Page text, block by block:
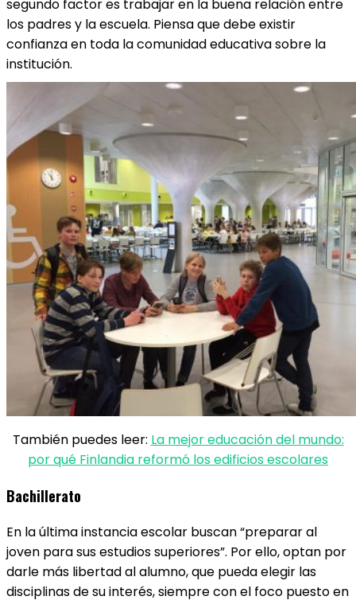
segundo factor es trabajar en la buena relación entre
los padres y la escuela. Piensa que debe existir
confianza en toda la comunidad educativa sobre la
institución.
También puedes leer: La mejor educación del mundo:
por qué Finlandia reformó los edificios escolares
Bachillerato
En la última instancia escolar buscan “preparar al
joven para sus estudios superiores”. Por ello, optan por
darle más libertad al alumno, que pueda elegir las
disciplinas de su interés, siempre con el foco puesto en